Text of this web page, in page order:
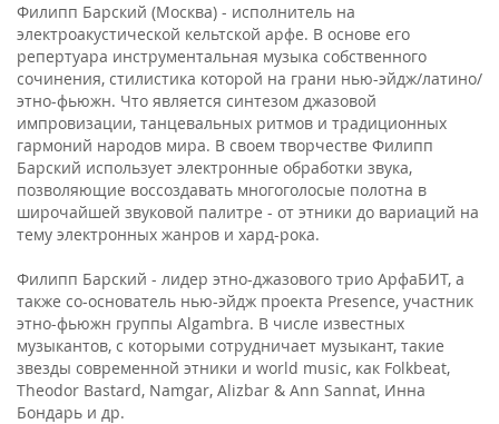
Филипп Барский (Москва) - исполнитель на
электроакустической кельтской арфе. В основе его
репертуара инструментальная музыка собственного
сочинения, стилистика которой на грани нью-эйдж/латино/
этно-фьюжн. Что является синтезом джазовой
импровизации, танцевальных ритмов и традиционных
гармоний народов мира. В своем творчестве Филипп
Барский использует электронные обработки звука,
позволяющие воссоздавать многоголосые полотна в
широчайшей звуковой палитре - от этники до вариаций на
тему электронных жанров и хард-рока.
Филипп Барский - лидер этно-джазового трио АрфаБИТ, а
также со-основатель нью-эйдж проекта Presence, участник
этно-фьюжн группы Algambra. В числе известных
музыкантов, с которыми сотрудничает музыкант, такие
звезды современной этники и world music, как Folkbeat,
Theodor Bastard, Namgar, Alizbar & Ann Sannat, Инна
Бондарь и др.